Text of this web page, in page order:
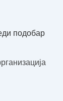
подобар